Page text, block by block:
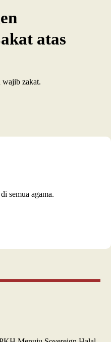
atas
wajib zakat.
semua agama.